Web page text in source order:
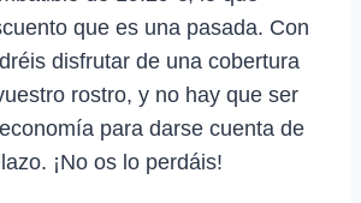
que es una pasada. Con
disfrutar de una cobertura
rostro, y no hay que ser
para darse cuenta de
¡No os lo perdáis!